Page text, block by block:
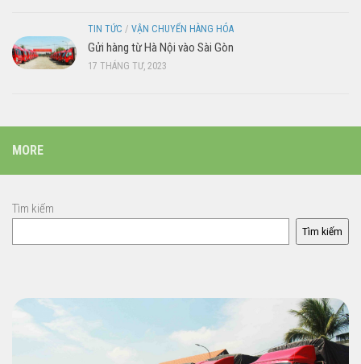
TIN TỨC / VẬN CHUYỂN HÀNG HÓA
Gửi hàng từ Hà Nội vào Sài Gòn
17 THÁNG TƯ, 2023
MORE
Tìm kiếm
Tìm kiếm